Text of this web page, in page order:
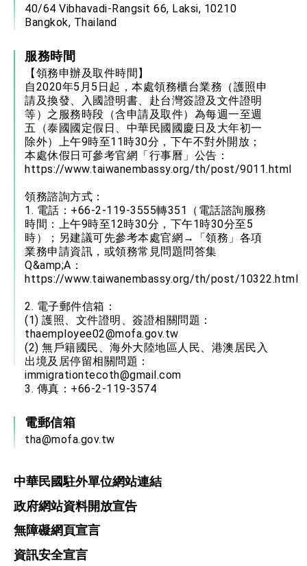
40/64 Vibhavadi-Rangsit 66, Laksi, 10210
Bangkok, Thailand
服務時間
【領務申辦及取件時間】
自2020年5月5日起，本處領務櫃台業務（護照申
請及換發、入國證明書、赴台灣簽證及文件證明
等）之服務時段（含申請及取件）為每週一至週
五（泰國國定假日、中華民國國慶日及大年初一
除外）上午9時至11時30分，下午不對外開放；
本處休假日可參考官網「行事曆」公告：
https://www.taiwanembassy.org/th/post/9011.html
領務諮詢方式：
1. 電話：+66-2-119-3555轉351（電話諮詢服務
時間：上午9時至12時30分，下午1時30分至5
時）；另建議可先參考本處官網→「領務」各項
業務申請資訊，或領務常見問題問答集
Q&amp;A：
https://www.taiwanembassy.org/th/post/10322.html
2. 電子郵件信箱：
(1) 護照、文件證明、簽證相關問題：
thaemployee02@mofa.gov.tw
(2) 無戶籍國民、海外大陸地區人民、港澳居民入
出境及居停留相關問題：
immigrationtecoth@gmail.com
3. 傳真：+66-2-119-3574
電郵信箱
tha@mofa.gov.tw
中華民國駐外單位網站連結
政府網站資料開放宣告
無障礙網頁宣言
資訊安全宣言